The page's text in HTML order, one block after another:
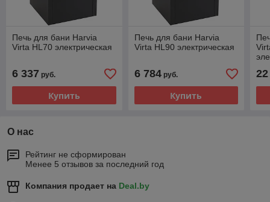
Печь для бани Harvia
Virta HL70 электрическая
6 337 руб.
Купить
Печь для бани Harvia
Virta HL90 электрическая
6 784руб.
Купить
О нас
Рейтинг не сформирован
Менее 5 отзывов за последний год
Компания продает на Deal.by